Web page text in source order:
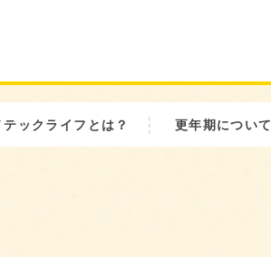
テックライフとは？ 更年期について